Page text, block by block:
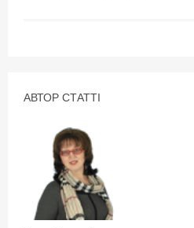
АВТОР СТАТТІ